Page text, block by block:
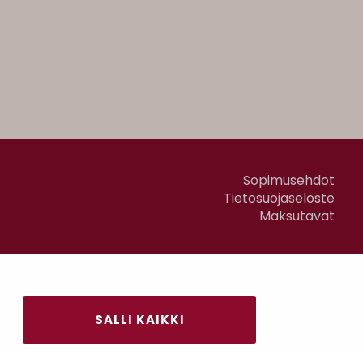
SALLI KAIKKI
Sopimusehdot
Tietosuojaseloste
Maksutavat